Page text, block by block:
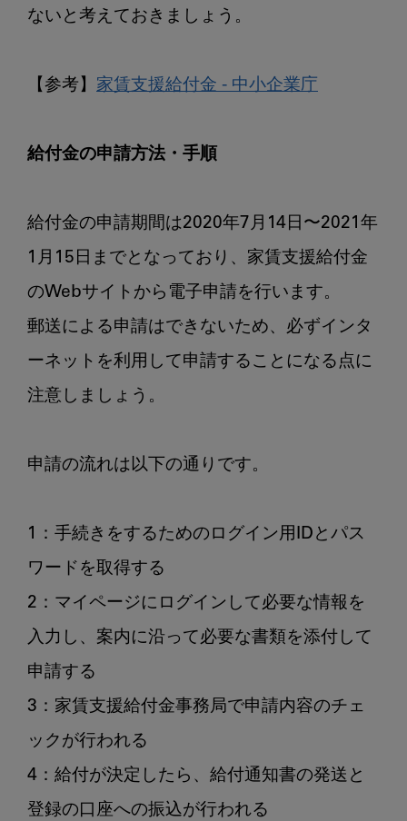
ないと考えておきましょう。
【参考】 家賃支援給付金 - 中小企業庁
給付金の申請方法・手順
給付金の申請期間は2020年7月14日〜2021年
1月15日までとなっており、家賃支援給付金
のWebサイトから電子申請を行います。
郵送による申請はできないため、必ずインタ
ーネットを利用して申請することになる点に
注意しましょう。
申請の流れは以下の通りです。
1：手続きをするためのログイン用IDとパス
ワードを取得する
2：マイページにログインして必要な情報を
入力し、案内に沿って必要な書類を添付して
申請する
3：家賃支援給付金事務局で申請内容のチェ
ックが行われる
4：給付が決定したら、給付通知書の発送と
登録の口座への振込が行われる